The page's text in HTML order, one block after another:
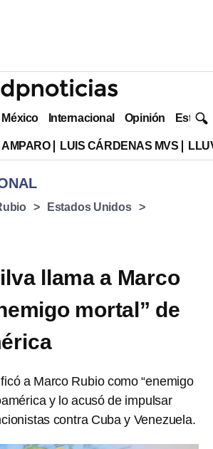
México Internacional Opinión Estilo
LUIS CÁRDENAS MVS
Estados Unidos
llama a Marco
mortal” de
a Marco Rubio como “enemigo
y lo acusó de impulsar
contra Cuba y Venezuela.